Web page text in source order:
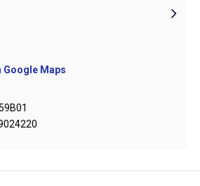
Google Maps